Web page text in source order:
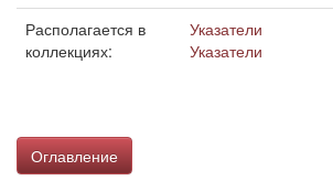
Располагается в
коллекциях:
Указатели
Указатели
Оглавление